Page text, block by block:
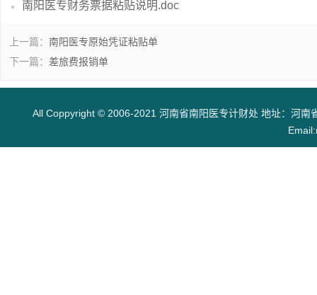
南阳医专财务票据粘贴说明.doc
上一篇： 南阳医专原始凭证粘贴单
下一篇： 差旅费报销单
All Coppyright © 2006-2021 河南省南阳医专计财处 地址：河